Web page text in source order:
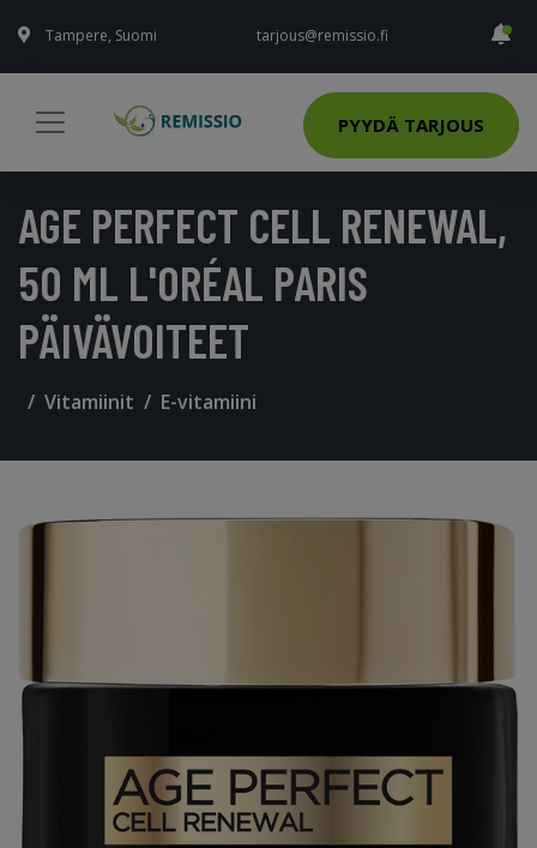
Tampere, Suomi tarjous@remissio.fi
PYYDÄ TARJOUS
AGE PERFECT CELL RENEWAL,
50 ML L'ORÉAL PARIS
PÄIVÄVOITEET
Vitamiinit E-vitamiini